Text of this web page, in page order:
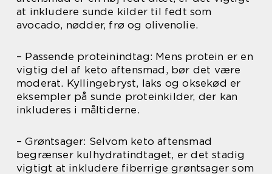
at inkludere sunde kilder til fedt som
avocado, nødder, frø og olivenolie.
– Passende proteinindtag: Mens protein er en
vigtig del af keto aftensmad, bør det være
moderat. Kyllingebryst, laks og oksekød er
eksempler på sunde proteinkilder, der kan
inkluderes i måltiderne.
– Grøntsager: Selvom keto aftensmad
begrænser kulhydratindtaget, er det stadig
vigtigt at inkludere fiberrige grøntsager som